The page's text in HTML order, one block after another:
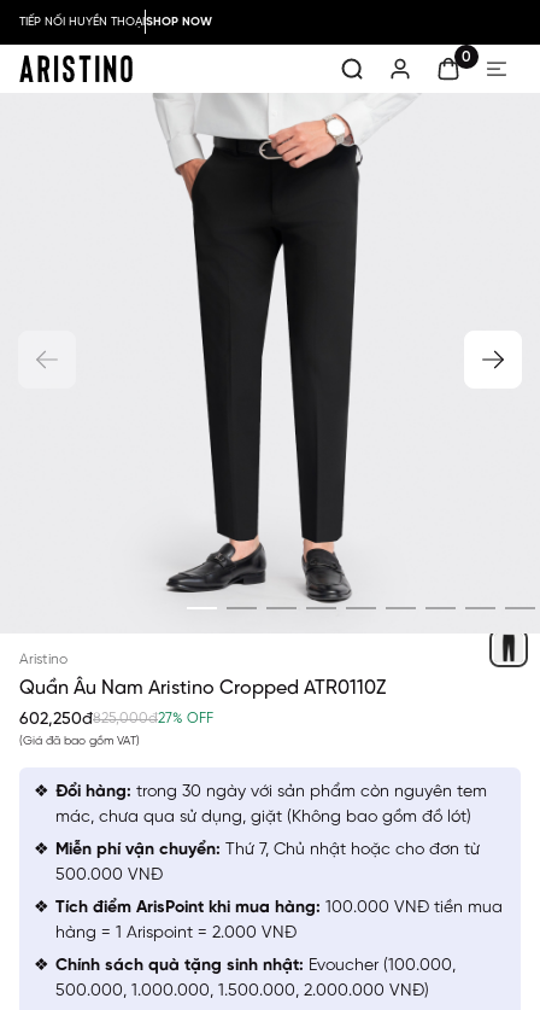
TIẾP NỐI HUYỀN THOẠISHOP NOW
0
Aristino
Quần Âu Nam Aristino Cropped ATR0110Z
602,250đ825,000đ27% OFF
(Giá đã bao gồm VAT)
Đổi hàng: trong 30 ngày với sản phẩm còn nguyên tem
mác, chưa qua sử dụng, giặt (Không bao gồm đồ lót)
Miễn phí vận chuyển: Thứ 7, Chủ nhật hoặc cho đơn từ
500.000 VNĐ
Tích điểm ArisPoint khi mua hàng: 100.000 VNĐ tiền mua
hàng = 1 Arispoint = 2.000 VNĐ
Chính sách quà tặng sinh nhật: Evoucher (100.000,
500.000, 1.000.000, 1.500.000, 2.000.000 VNĐ)